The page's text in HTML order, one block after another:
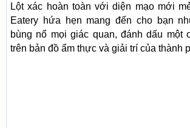
Lột xác hoàn toàn với diện mạo mới
Eatery hứa hẹn mang đến cho bạn
bùng nổ mọi giác quan, đánh dấu một
trên bản đồ ẩm thực và giải trí của thành